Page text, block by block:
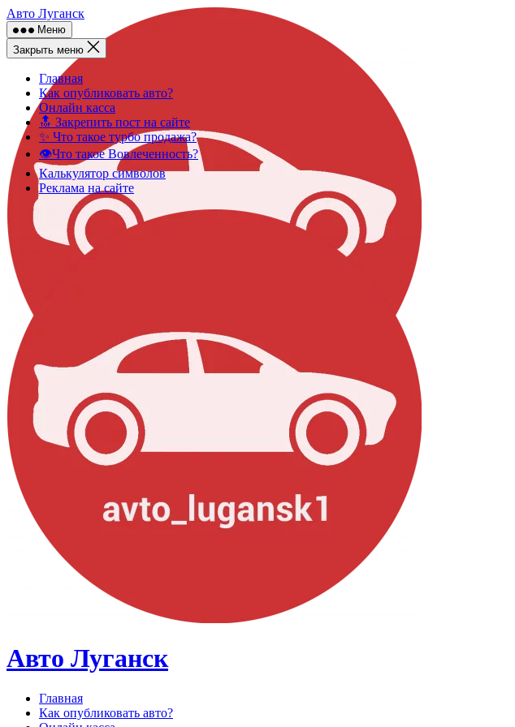
Skip
to
content
Авто Луганск
Меню
Закрыть меню
Главная
Как опубликовать авто?
Онлайн касса
🔝 Закрепить пост на сайте
✨ Что такое турбо продажа?
👁️Что такое Вовлеченность?
Калькулятор символов
Реклама на сайте
Авто Луганск
Главная
Как опубликовать авто?